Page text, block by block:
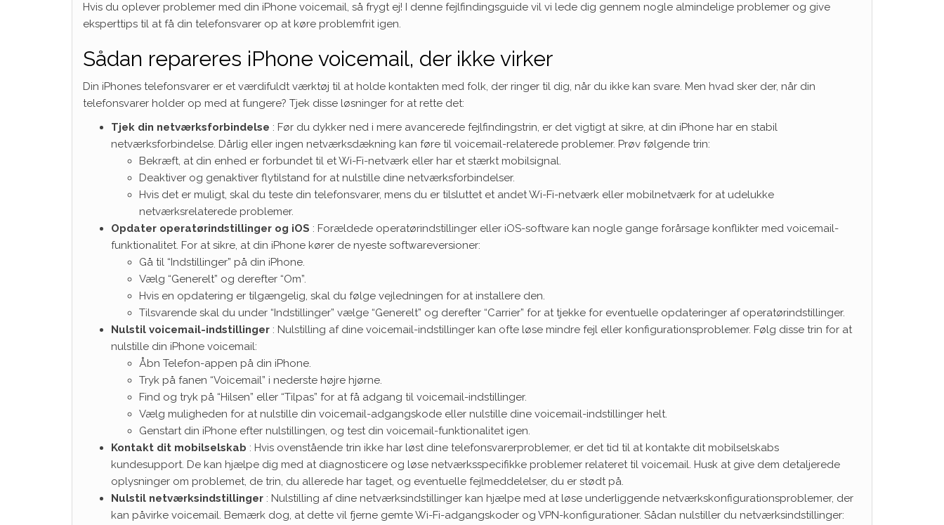
Hvis du oplever problemer med din iPhone voicemail, så frygt ej! I denne fejlfindingsguide vil vi lede dig gennem nogle almindelige problemer og give
eksperttips til at få din telefonsvarer op at køre problemfrit igen.
Sådan repareres iPhone voicemail, der ikke virker
Din iPhones telefonsvarer er et værdifuldt værktøj til at holde kontakten med folk, der ringer til dig, når du ikke kan svare. Men hvad sker der, når din
telefonsvarer holder op med at fungere? Tjek disse løsninger for at rette det:
Tjek din netværksforbindelse : Før du dykker ned i mere avancerede fejlfindingstrin, er det vigtigt at sikre, at din iPhone har en stabil
netværksforbindelse. Dårlig eller ingen netværksdækning kan føre til voicemail-relaterede problemer. Prøv følgende trin:
Bekræft, at din enhed er forbundet til et Wi-Fi-netværk eller har et stærkt mobilsignal.
Deaktiver og genaktiver flytilstand for at nulstille dine netværksforbindelser.
Hvis det er muligt, skal du teste din telefonsvarer, mens du er tilsluttet et andet Wi-Fi-netværk eller mobilnetværk for at udelukke
netværksrelaterede problemer.
Opdater operatørindstillinger og iOS : Forældede operatørindstillinger eller iOS-software kan nogle gange forårsage konflikter med voicemail-
funktionalitet. For at sikre, at din iPhone kører de nyeste softwareversioner:
Gå til “Indstillinger” på din iPhone.
Vælg “Generelt” og derefter “Om”.
Hvis en opdatering er tilgængelig, skal du følge vejledningen for at installere den.
Tilsvarende skal du under “Indstillinger” vælge “Generelt” og derefter “Carrier” for at tjekke for eventuelle opdateringer af operatørindstillinger.
Nulstil voicemail-indstillinger : Nulstilling af dine voicemail-indstillinger kan ofte løse mindre fejl eller konfigurationsproblemer. Følg disse trin for at
nulstille din iPhone voicemail:
Åbn Telefon-appen på din iPhone.
Tryk på fanen “Voicemail” i nederste højre hjørne.
Find og tryk på “Hilsen” eller “Tilpas” for at få adgang til voicemail-indstillinger.
Vælg muligheden for at nulstille din voicemail-adgangskode eller nulstille dine voicemail-indstillinger helt.
Genstart din iPhone efter nulstillingen, og test din voicemail-funktionalitet igen.
Kontakt dit mobilselskab : Hvis ovenstående trin ikke har løst dine telefonsvarerproblemer, er det tid til at kontakte dit mobilselskabs
kundesupport. De kan hjælpe dig med at diagnosticere og løse netværksspecifikke problemer relateret til voicemail. Husk at give dem detaljerede
oplysninger om problemet, de trin, du allerede har taget, og eventuelle fejlmeddelelser, du er stødt på.
Nulstil netværksindstillinger : Nulstilling af dine netværksindstillinger kan hjælpe med at løse underliggende netværkskonfigurationsproblemer, der
kan påvirke voicemail. Bemærk dog, at dette vil fjerne gemte Wi-Fi-adgangskoder og VPN-konfigurationer. Sådan nulstiller du netværksindstillinger: